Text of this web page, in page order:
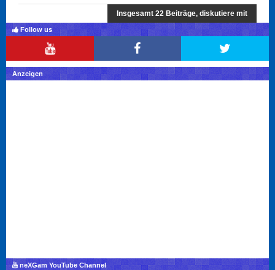
Insgesamt 22 Beiträge, diskutiere mit
Follow us
Anzeigen
neXGam YouTube Channel